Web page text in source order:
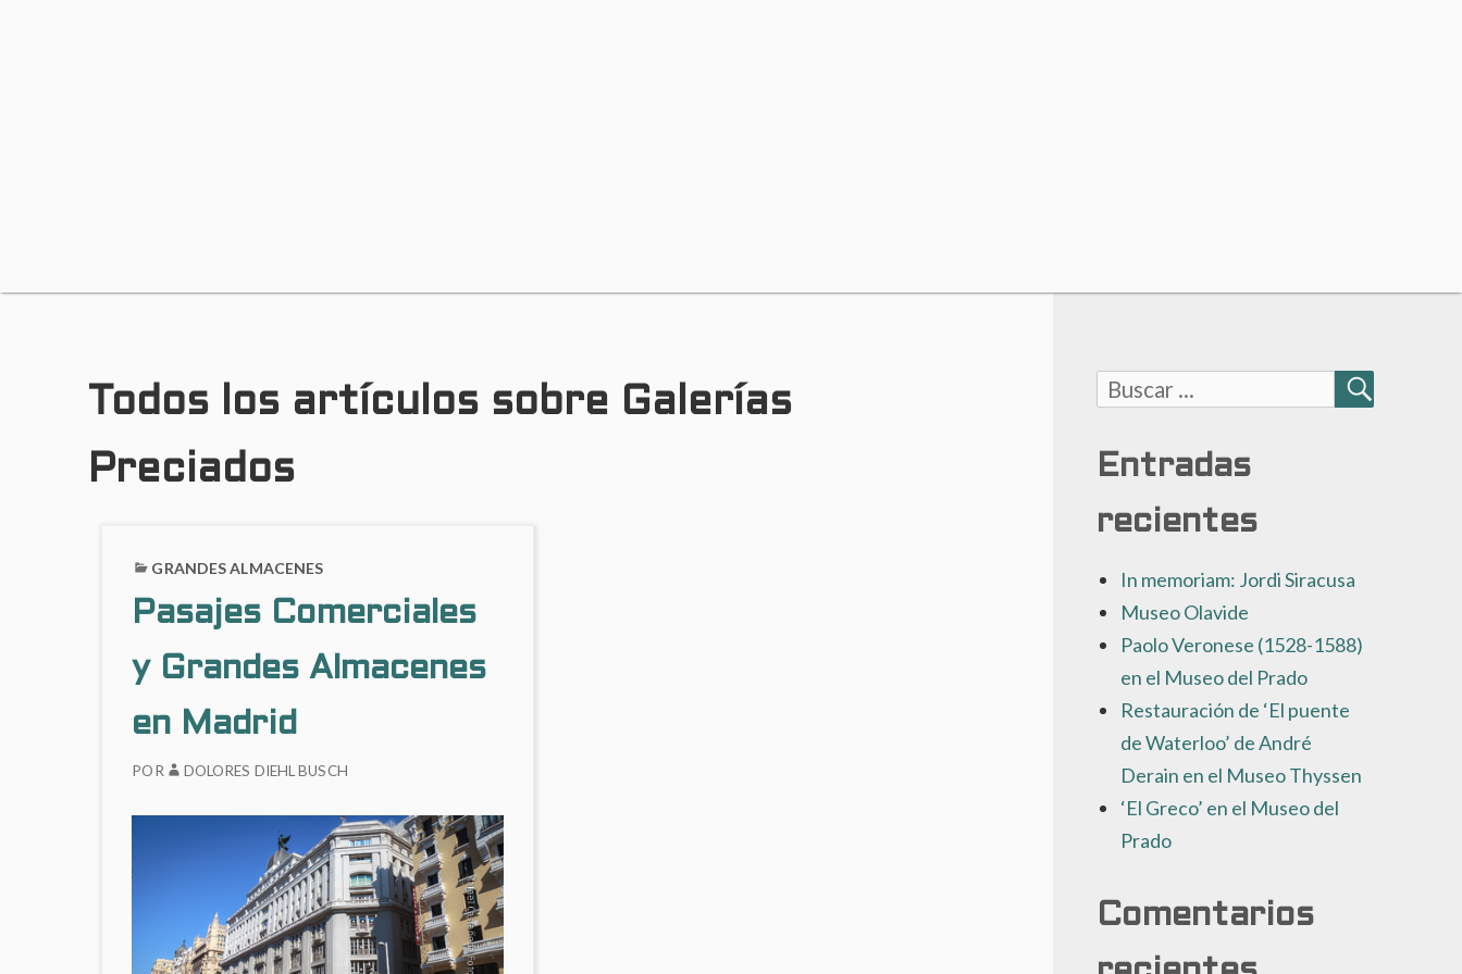
Todos los artículos sobre Galerías
Preciados
GRANDES ALMACENES
Pasajes Comerciales
y Grandes Almacenes
en Madrid
POR DOLORES DIEHL BUSCH
Buscar:
BUSCAR
Entradas
recientes
In memoriam: Jordi Siracusa
Museo Olavide
Paolo Veronese (1528-1588)
en el Museo del Prado
Restauración de ‘El puente
de Waterloo’ de André
Derain en el Museo Thyssen
‘El Greco’ en el Museo del
Prado
Comentarios